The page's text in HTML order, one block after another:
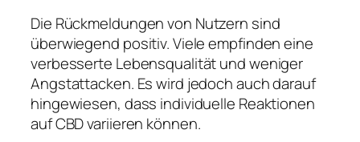
Die Rückmeldungen von Nutzern sind
überwiegend positiv. Viele empfinden eine
verbesserte Lebensqualität und weniger
Angstattacken. Es wird jedoch auch darauf
hingewiesen, dass individuelle Reaktionen
auf CBD variieren können.